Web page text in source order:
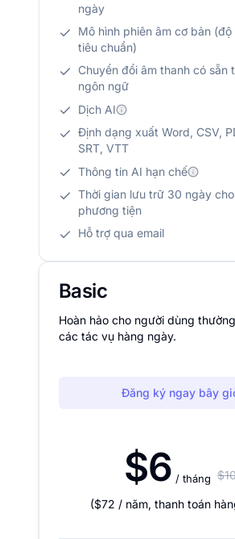
ngày
Mô hình phiên âm cơ bản
tiêu chuẩn)
Chuyển đổi âm thanh có sẵn
ngôn ngữ
Dịch AI
Định dạng xuất Word, CSV,
SRT, VTT
Thông tin AI hạn chế
Thời gian lưu trữ 30 ngày
phương tiện
Hỗ trợ qua email
Basic
Hoàn hảo cho người dùng
các tác vụ hàng ngày.
Đăng ký ngay bây
$6 / tháng
($72 / năm, thanh toán